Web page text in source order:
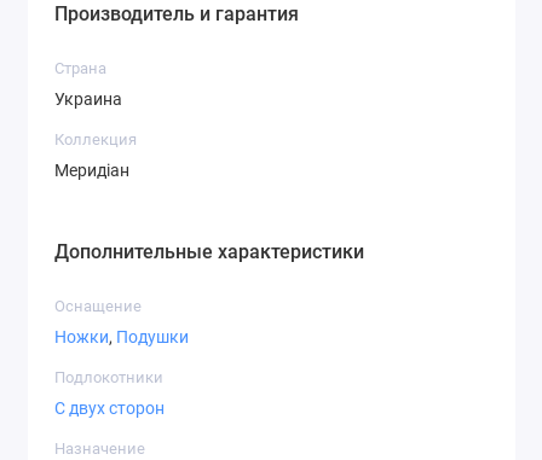
Производитель и гарантия
Страна
Украина
Коллекция
Меридіан
Дополнительные характеристики
Оснащение
Ножки, Подушки
Подлокотники
С двух сторон
Назначение